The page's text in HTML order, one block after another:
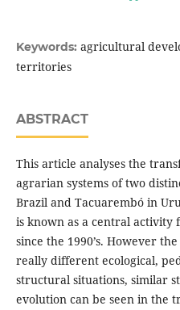
Keywords: agricultural
territories
ABSTRACT
This article analyses the
agrarian systems of two
Brazil and Tacuarembó in
is known as a central activity
since the 1990’s. However
really different ecological,
structural situations, similar
evolution can be seen in the